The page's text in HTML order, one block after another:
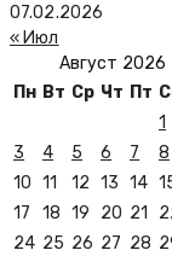
07.02.2026
« Июл
Август 2026
Пн Вт Ср Чт Пт
1
3
4 5 6 7 8
10 11 12 13 14
17
18 19 20 21
24 25 26 27 28